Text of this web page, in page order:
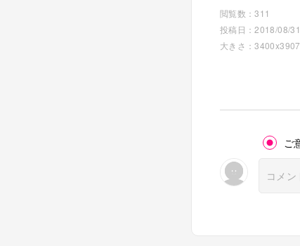
閲覧数：311
投稿日：2018/08/
大きさ：
ご